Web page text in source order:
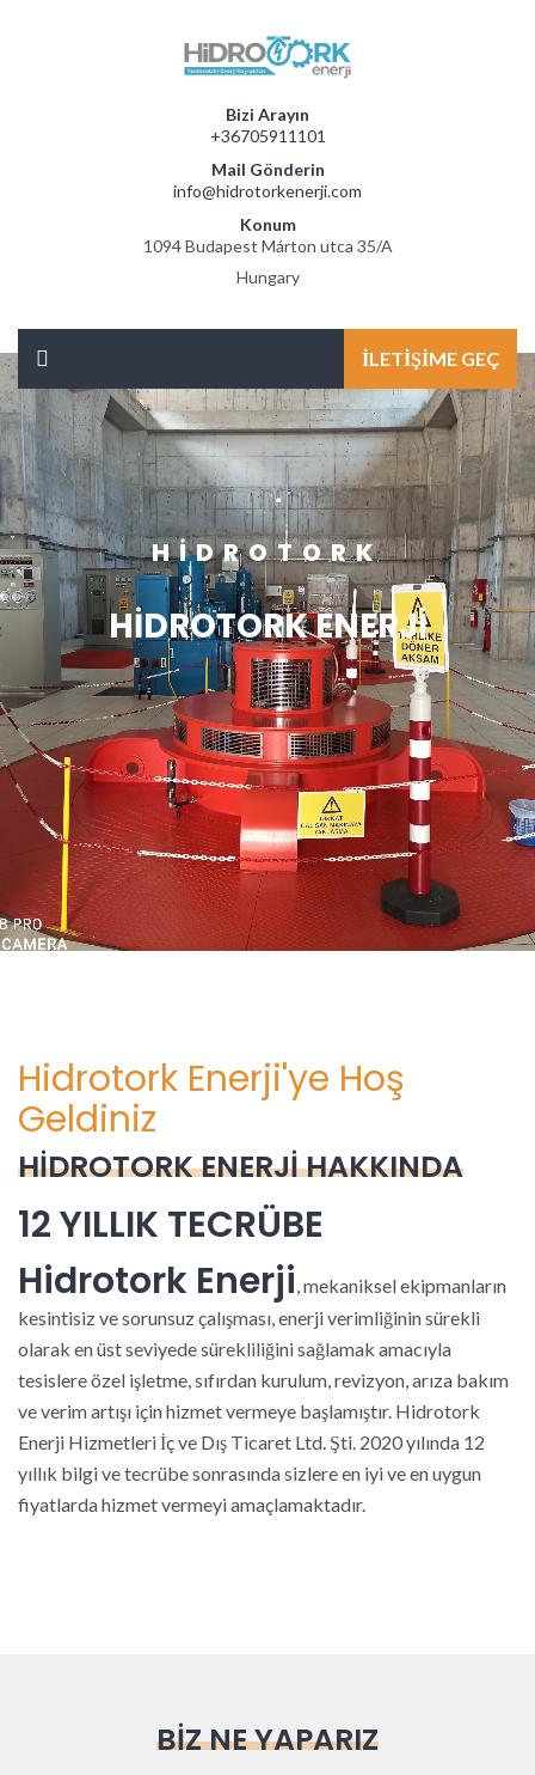
Bizi Arayın
+36705911101
Mail Gönderin
info@hidrotorkenerji.com
Konum
1094 Budapest Márton utca 35/A
Hungary
İLETIŞIME GEÇ
HİDROTORK ENERJİ
HIDROTORK
Hidrotork Enerji'ye Hoş
Geldiniz
HIDROTORK ENERJI HAKKINDA
12 YILLIK TECRÜBE
Hidrotork Enerji, mekaniksel ekipmanların
kesintisiz ve sorunsuz çalışması, enerji verimliğinin sürekli
olarak en üst seviyede sürekliliğini sağlamak amacıyla
tesislere özel işletme, sıfırdan kurulum, revizyon, arıza bakım
ve verim artışı için hizmet vermeye başlamıştır. Hidrotork
Enerji Hizmetleri İç ve Dış Ticaret Ltd. Şti. 2020 yılında 12
yıllık bilgi ve tecrübe sonrasında sizlere en iyi ve en uygun
fiyatlarda hizmet vermeyi amaçlamaktadır.
BIZ NE YAPARIZ